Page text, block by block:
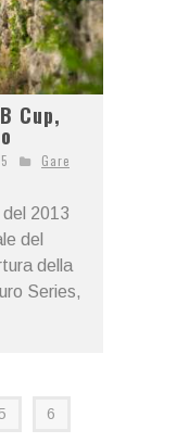
Cup,
Gare
2013
del
della
Series,
6